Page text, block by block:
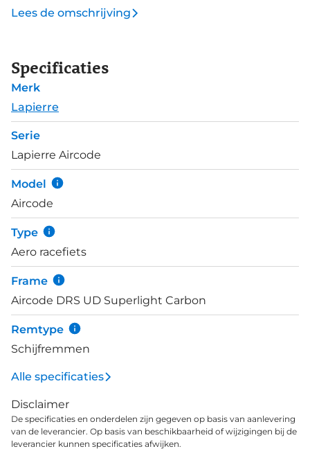
pure snelheid gemaakt. En dat alles in een
elegante uitvoering. Aerodynamische buizen
stijf, zodat alle kracht voorwaarts gaat. Sprint weg
voor de bordjessprint, of demarreer om als eerste
de koffiestop te bereiken. Deze Aircode DRS 7.0
schakelt met een elektronische Shimano Ultegra
Di2 groepset met 2x12 versnellingen. Hydraulische
schijfremmen zijn altijd betrouwbaar, ook wanneer
de regen de afdaling vertraagt.
Lees de omschrijving
Specificaties
Merk
Lapierre
Serie
Lapierre Aircode
Model
Aircode
Type
Aero racefiets
Frame
Aircode DRS UD Superlight Carbon
Remtype
Schijfremmen
Alle specificaties
Disclaimer
De specificaties en onderdelen zijn gegeven op basis van aanlevering
van de leverancier. Op basis van beschikbaarheid of wijzigingen bij de
leverancier kunnen specificaties afwijken.